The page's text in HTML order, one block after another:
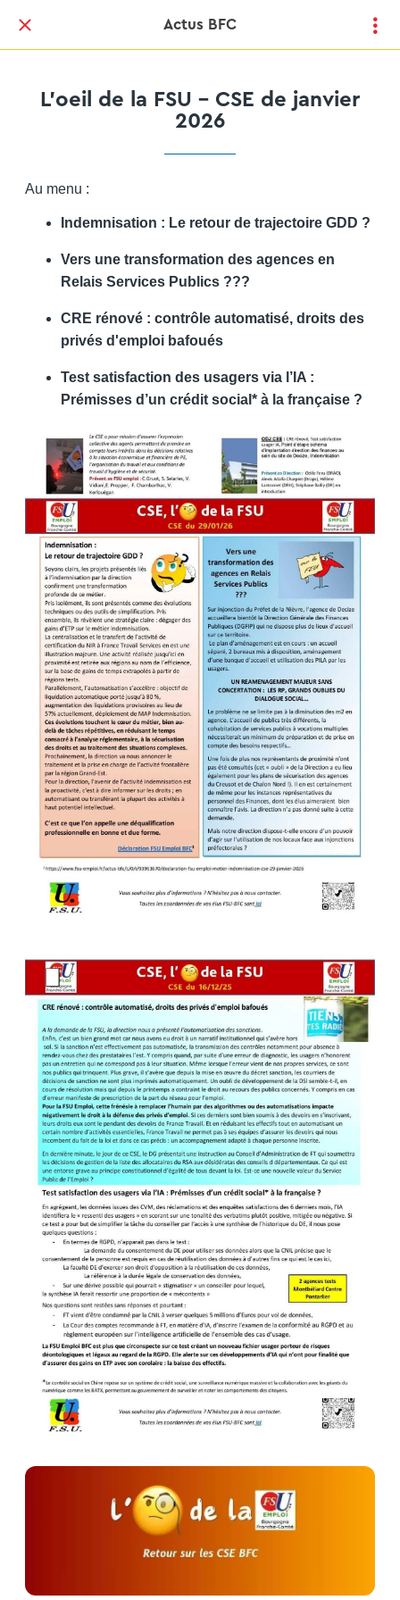
Actus BFC
L'oeil de la FSU - CSE de janvier
2026
Au menu :
Indemnisation : Le retour de trajectoire GDD ?
Vers une transformation des agences en
Relais Services Publics ???
CRE rénové : contrôle automatisé, droits des
privés d'emploi bafoués
Test satisfaction des usagers via l’IA :
Prémisses d’un crédit social* à la française ?